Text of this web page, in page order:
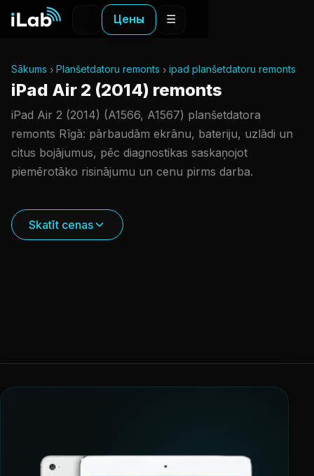
Цены ☰
Sākums Planšetdatoru remonts ipad planšetdatoru remonts
iPad Air 2 (2014) remonts
iPad Air 2 (2014) (A1566, A1567) planšetdatora
remonts Rīgā: pārbaudām ekrānu, bateriju, uzlādi un
citus bojājumus, pēc diagnostikas saskaņojot
piemērotāko risinājumu un cenu pirms darba.
Skatīt cenas